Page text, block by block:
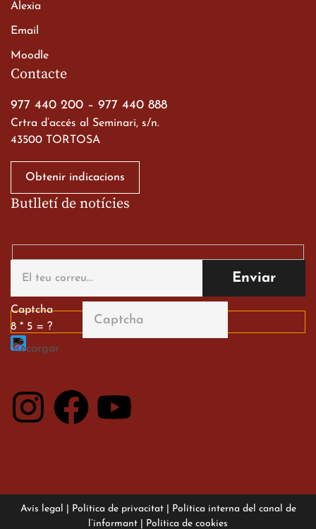
a les ciutats imperials
alumnes al Tortosa
English Festival
13 de març de 2026
Contacte
977 440 200 – 977 440 888
Crtra d’accés al Seminari, s/n.
43500 TORTOSA
Obtenir indicacions
Alexia
Email
Moodle
Butlletí de notícies
Captcha
8 * 5 = ?
Avís legal Política de privacitat| Política interna del canal de
l’informant
Política de cookies